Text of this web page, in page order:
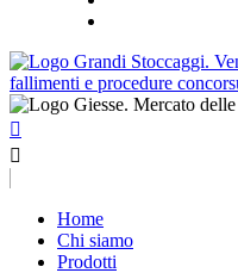
Home
Chi siamo
Prodotti